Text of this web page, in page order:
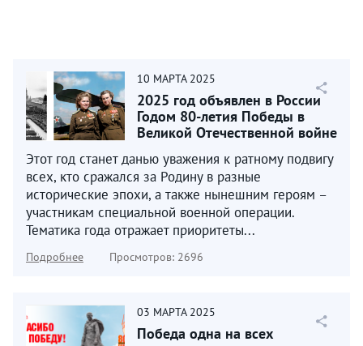
10 МАРТА 2025
2025 год объявлен в России
Годом 80-летия Победы в
Великой Отечественной войне
Этот год станет данью уважения к ратному подвигу
всех, кто сражался за Родину в разные
исторические эпохи, а также нынешним героям –
участникам специальной военной операции.
Тематика года отражает приоритеты...
Подробнее Просмотров: 2696
03 МАРТА 2025
Победа одна на всех